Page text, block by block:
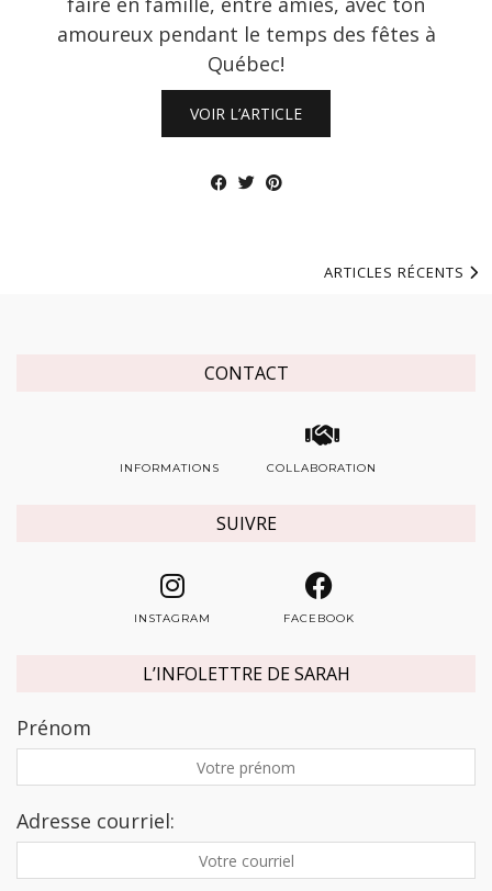
amoureux pendant le temps des fêtes à
Québec!
VOIR L’ARTICLE
ARTICLES RÉCENTS
CONTACT
INFORMATIONS COLLABORATION
SUIVRE
INSTAGRAM FACEBOOK
L’INFOLETTRE DE SARAH
Prénom
Adresse courriel: